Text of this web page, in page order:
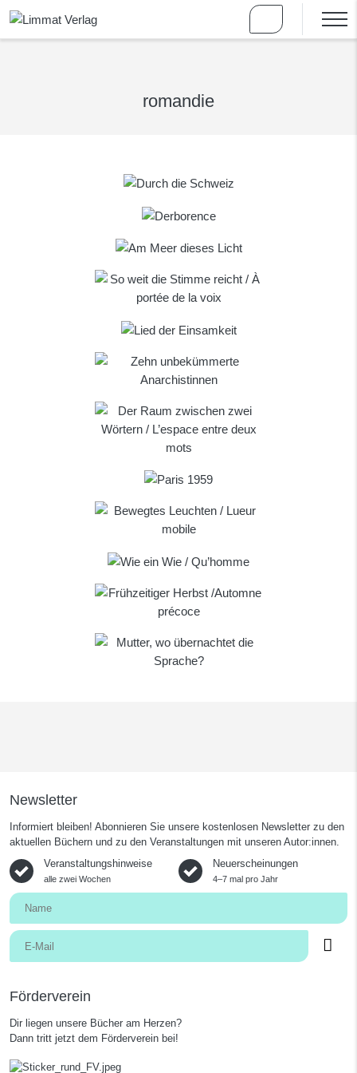
romandie
Newsletter
Informiert bleiben! Abonnieren Sie unsere kostenlosen Newsletter zu den
aktuellen Büchern und zu den Veranstaltungen mit unseren Autor:innen.
Veranstaltungshinweise
alle zwei Wochen
Neuerscheinungen
4–7 mal pro Jahr
Förderverein
Dir liegen unsere Bücher am Herzen?
Dann tritt jetzt dem Förderverein bei!